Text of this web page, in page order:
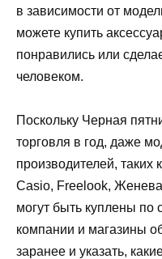
в зависимости от
можете купить
понравились или
человеком.
Поскольку Черная
торговля в год, даже
производителей, таких
Casio, Freelook,
могут быть куплены по
компании и магазины
заранее и указать,